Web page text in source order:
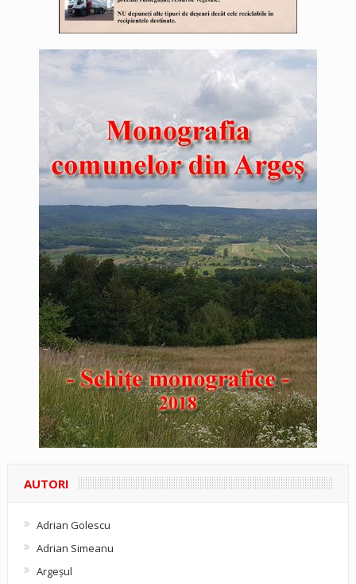
AUTORI
Adrian Golescu
Adrian Simeanu
Argeşul